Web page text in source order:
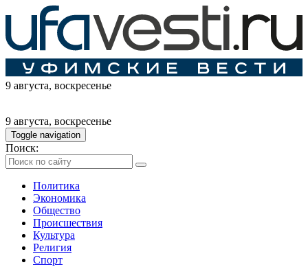
9 августа, воскресенье
9 августа, воскресенье
Toggle navigation
Поиск:
Политика
Экономика
Общество
Происшествия
Культура
Религия
Спорт